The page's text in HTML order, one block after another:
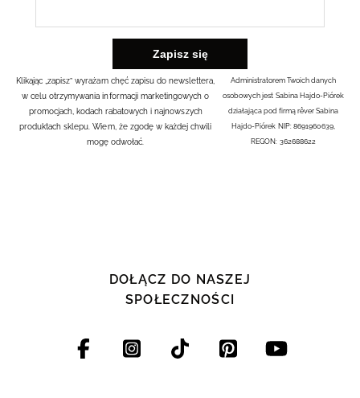
Klikając „zapisz” wyrażam chęć zapisu do newslettera,
w celu otrzymywania informacji marketingowych o
promocjach, kodach rabatowych i najnowszych
produktach sklepu. Wiem, że zgodę w każdej chwili
mogę odwołać.
Administratorem Twoich danych
osobowych jest Sabina Hajdo-Piórek
działająca pod firmą rêver Sabina
Hajdo-Piórek NIP: 8691960639,
REGON: 362688622
DOŁĄCZ DO NASZEJ
SPOŁECZNOŚCI